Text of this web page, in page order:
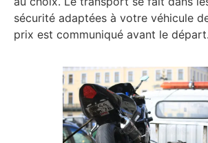
sécurité adaptées à votre véhicule
prix est communiqué avant le départ.